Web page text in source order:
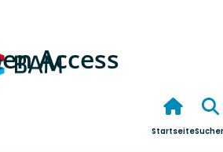
Access
Startseite